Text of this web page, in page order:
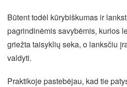
Būtent todėl kūrybiškumas ir
pagrindinėmis savybėmis, kurios
griežta taisyklių seka, o lanksčiu
valdyti.
Praktikoje pastebėjau, kad tie